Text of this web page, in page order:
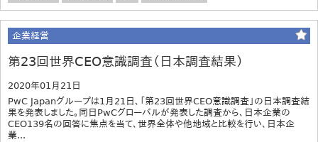
企業経営
第23回世界CEO意識調査（日本調査結果）
2020年01月21日
PwC Japanグループは1月21日、「第23回世界CEO意識調査」の日本調査結
果を発表しました。同日PwCグローバルが発表した調査から、日本企業の
CEO139名の回答に焦点を当て、世界全体や他地域と比較を行い、日本企
業...